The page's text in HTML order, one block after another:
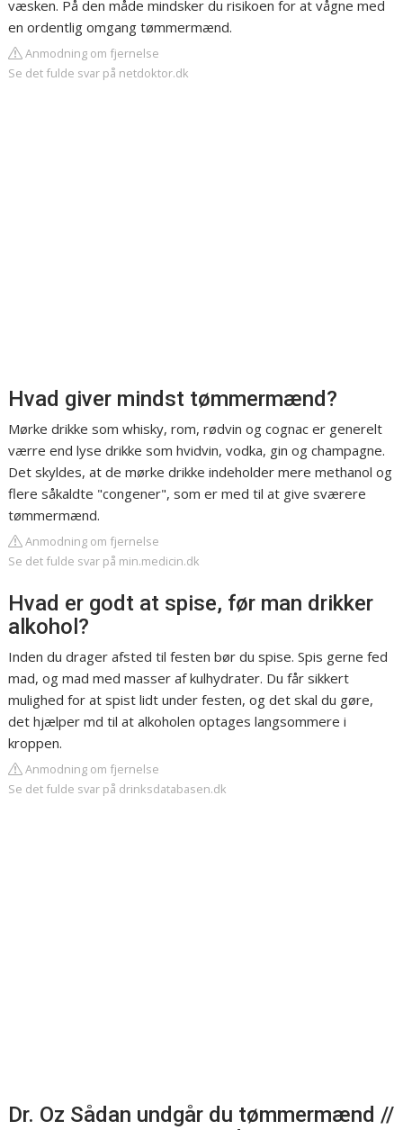
væsken. På den måde mindsker du risikoen for at vågne med
en ordentlig omgang tømmermænd.
Anmodning om fjernelse
Se det fulde svar på netdoktor.dk
Hvad giver mindst tømmermænd?
Mørke drikke som whisky, rom, rødvin og cognac er generelt
værre end lyse drikke som hvidvin, vodka, gin og champagne.
Det skyldes, at de mørke drikke indeholder mere methanol og
flere såkaldte "congener", som er med til at give sværere
tømmermænd.
Anmodning om fjernelse
Se det fulde svar på min.medicin.dk
Hvad er godt at spise, før man drikker
alkohol?
Inden du drager afsted til festen bør du spise. Spis gerne fed
mad, og mad med masser af kulhydrater. Du får sikkert
mulighed for at spist lidt under festen, og det skal du gøre,
det hjælper md til at alkoholen optages langsommere i
kroppen.
Anmodning om fjernelse
Se det fulde svar på drinksdatabasen.dk
Dr. Oz Sådan undgår du tømmermænd //